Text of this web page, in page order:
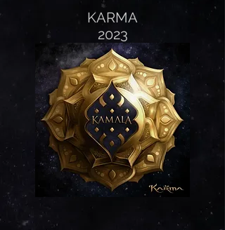
KARMA
2023